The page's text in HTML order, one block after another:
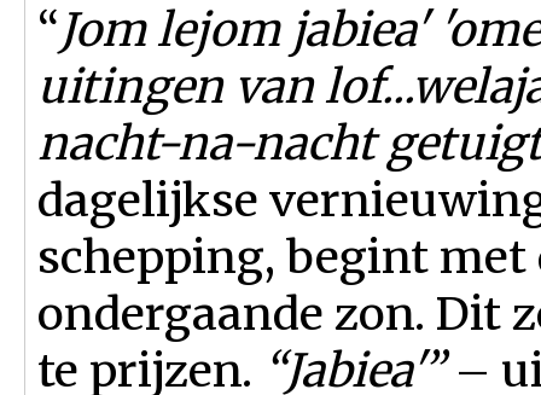
“Jom lejom jabiea'
uitingen van
nacht-na-nacht
dagelijkse
schepping, begint met
ondergaande zon. Dit
te prijzen. “Jabiea'”–